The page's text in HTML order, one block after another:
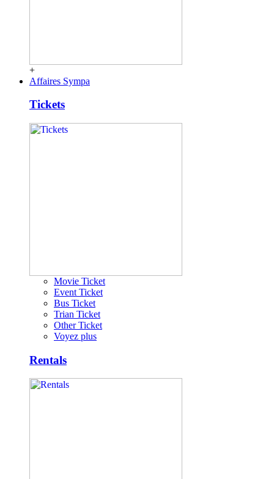
+
Affaires Sympa
Tickets
Movie Ticket
Event Ticket
Bus Ticket
Trian Ticket
Other Ticket
Voyez plus
Rentals